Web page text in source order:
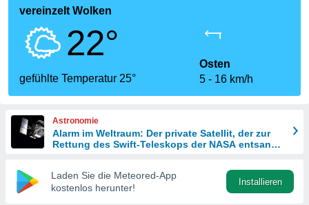
wurde
dass
sind.
diese
vereinzelt Wolken
22°
gefühlte Temperatur 25°
Osten
5
16 km/h
Astronomie
Alarm im Weltraum: Der private Satellit, der zur
Rettung des Swift-Teleskops der NASA entsandt
Laden Sie die Meteored-App
kostenlos herunter!
Installieren